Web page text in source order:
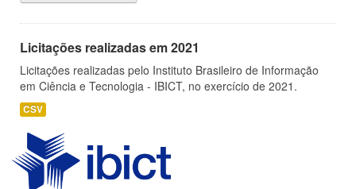
Licitações realizadas em 2021
Licitações realizadas pelo Instituto Brasileiro de Informação
em Ciência e Tecnologia - IBICT, no exercício de 2021.
CSV